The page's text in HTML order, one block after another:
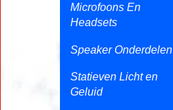
Microfoons En
Headsets
Speaker Onderdelen
Statieven Licht en
Geluid